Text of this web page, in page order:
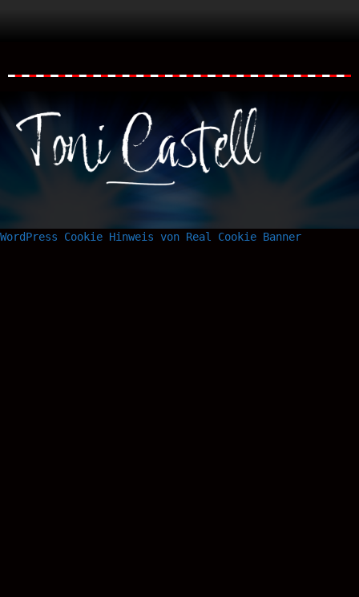
WordPress Cookie Hinweis von Real Cookie Banner